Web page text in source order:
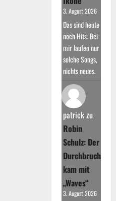
3. August 2026
Das sind heute
noch Hits. Bei
mir laufen nur
solche Songs,
nichts neues.
patrickzu
Robin
Schulz: Der
Durchbruch
kam mit
„Waves“
3. August 2026